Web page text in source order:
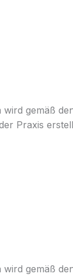
gemäß
Praxis
gemäß